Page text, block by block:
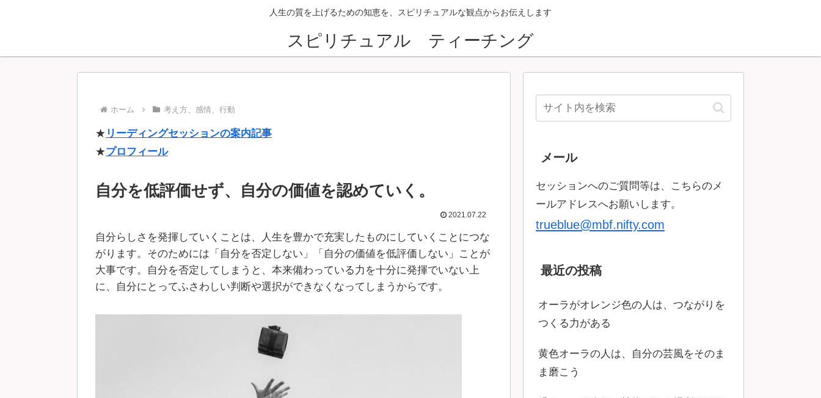
人生の質を上げるための知恵を、スピリチュアルな観点からお伝えします
スピリチュアル ティーチング
ホーム 考え方、感情、行動
★ リーディングセッションの案内記事
★プロフィール
自分を低評価せず、自分の価値を認めていく。
2021.07.22
自分らしさを発揮していくことは、人生を豊かで充実したものにしていくことにつな
がります。そのためには「自分を否定しない」「自分の価値を低評価しない」ことが
大事です。自分を否定してしまうと、本来備わっている力を十分に発揮でいない上
に、自分にとってふさわしい判断や選択ができなくなってしまうからです。
メール
セッションへのご質問等は、こちらのメ
ールアドレスへお願いします。
trueblue@mbf.nifty.com
最近の投稿
オーラがオレンジ色の人は、つながりを
つくる力がある
黄色オーラの人は、自分の芸風をそのま
ま磨こう